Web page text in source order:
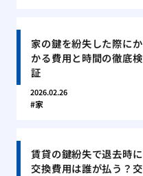
家の鍵を紛失した際にか
かる費用と時間の徹底検
証
2026.02.26
家
賃貸の鍵紛失で退去時に
交換費用は誰が払う？交